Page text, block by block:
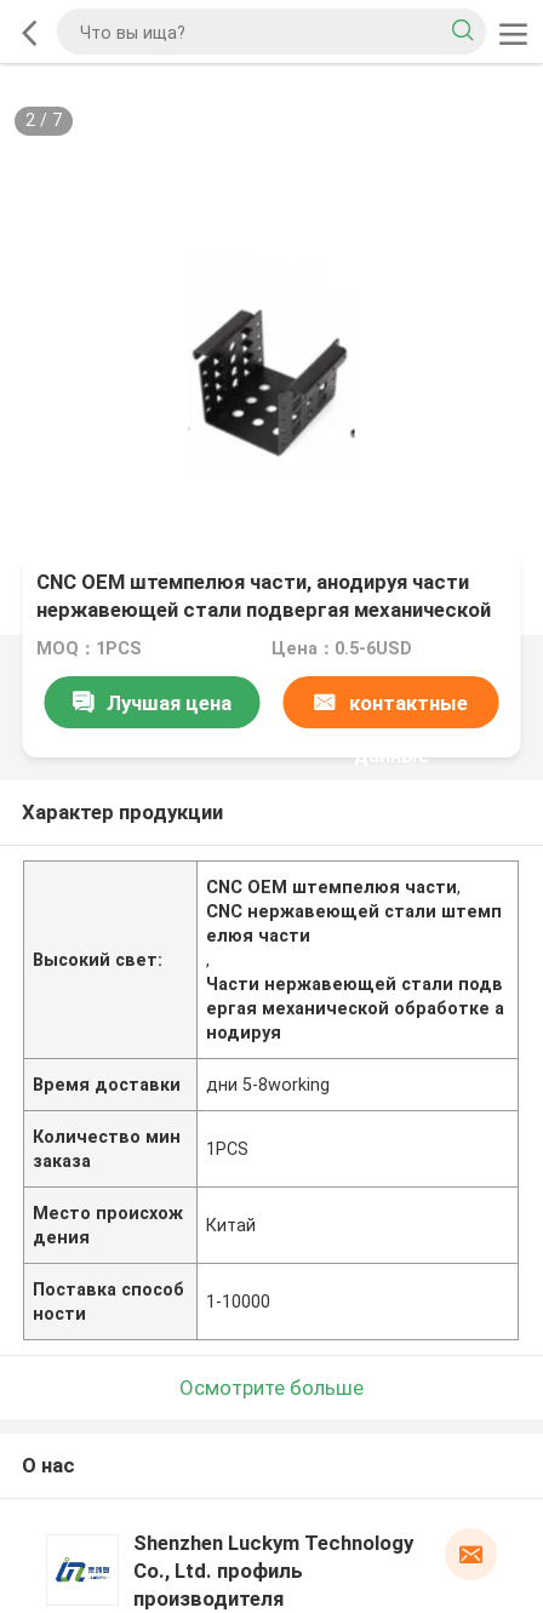
2/ 7
CNC OEM штемпелюя части, анодируя части
нержавеющей стали подвергая механической
обработке
MOQ：1PCS Цена：0.5-6USD
Лучшая цена контактные
данные
Характер продукции
Высокий свет:
CNC OEM штемпелюя части,
CNC нержавеющей стали штемп
елюя части
,
Части нержавеющей стали подв
ергая механической обработке а
нодируя
Время доставки дни 5-8working
Количество мин
заказа
1PCS
Место происхож
дения
Китай
Поставка способ
ности
1-10000
Осмотрите больше
О нас
Shenzhen Luckym Technology
Co., Ltd. профиль
производителя